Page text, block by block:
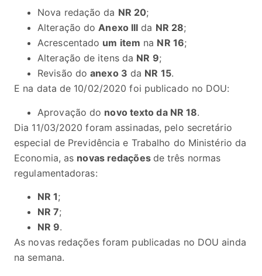
Nova redação da NR 20;
Alteração doAnexo III da NR 28;
Acrescentado um item na NR 16;
Alteração de itens da NR 9;
Revisão doanexo 3 da NR 15.
E na data de 10/02/2020 foi publicado no DOU:
Aprovação do novo texto da NR 18.
Dia 11/03/2020 foram assinadas, pelo secretário
especial de Previdência e Trabalho do Ministério da
Economia, as novas redações de três normas
regulamentadoras:
NR 1;
NR 7;
NR 9.
As novas redações foram publicadas no DOU ainda
na semana.